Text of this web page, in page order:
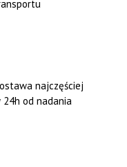
najczęściej
24h od nadania